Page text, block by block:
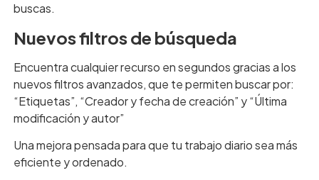
buscas.
Nuevos filtros de búsqueda
Encuentra cualquier recurso en segundos gracias a los
nuevos filtros avanzados, que te permiten buscar por:
“Etiquetas”, “Creador y fecha de creación” y “Última
modificación y autor”
Una mejora pensada para que tu trabajo diario sea más
eficiente y ordenado.